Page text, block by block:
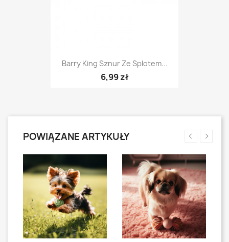
Barry King Sznur Ze Splotem...
6,99 zł
POWIĄZANE ARTYKUŁY